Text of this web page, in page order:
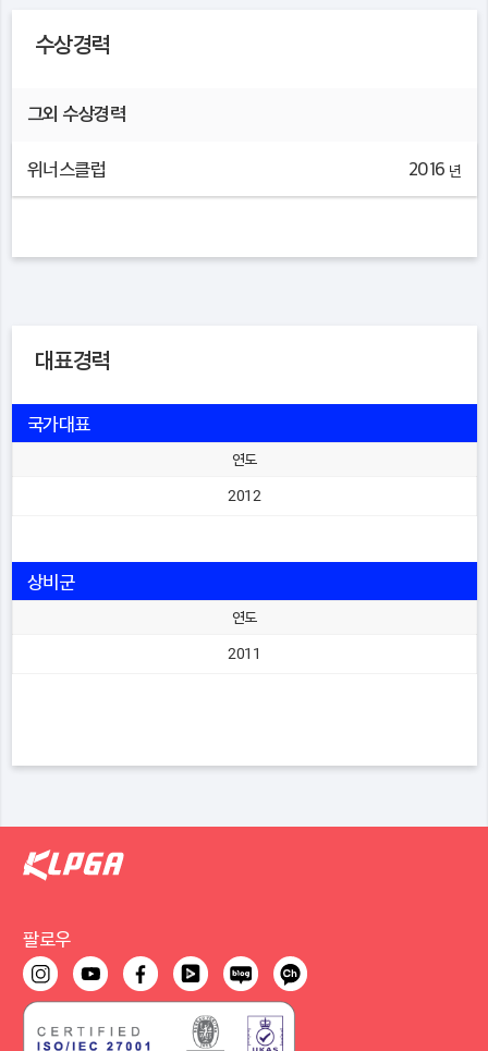
수상경력
그외 수상경력
위너스클럽 2016 년
대표경력
국가대표
연도
2012
상비군
연도
2011
팔로우